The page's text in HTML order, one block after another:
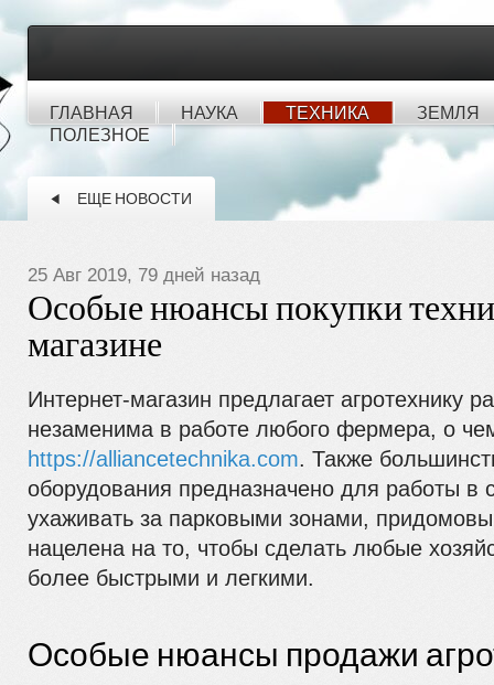
ГЛАВНАЯ НАУКА ТЕХНИКА
ЗЕМЛЯ
ПОЛЕЗНОЕ
ЕЩЕ НОВОСТИ
25 Авг 2019, 79 дней назад
Особые нюансы покупки
магазине
Интернет-магазин предлагает агротехнику
незаменима в работе любого фермера, о
https://alliancetechnika.com. Также
оборудования предназначено для работы в
ухаживать за парковыми зонами,
нацелена на то, чтобы сделать любые
более быстрыми и легкими.
Особые нюансы продажи